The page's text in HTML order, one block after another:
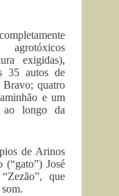
exigidas),
35 autos de
quatro
e um
ao longo da
de Arinos
José
que